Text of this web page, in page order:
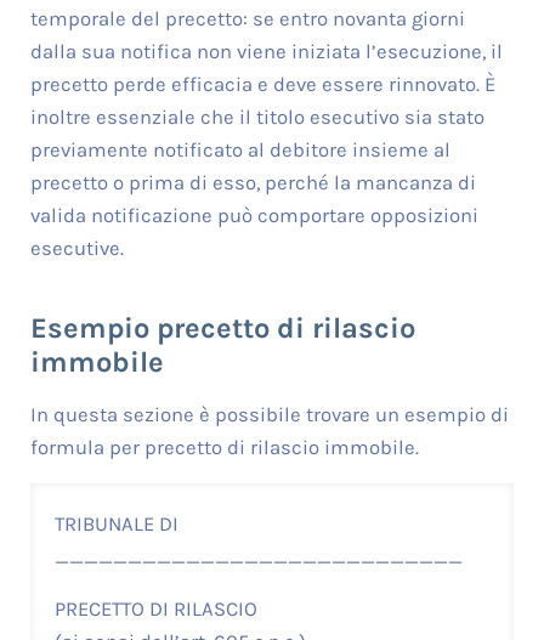
temporale del precetto: se entro novanta giorni
dalla sua notifica non viene iniziata l’esecuzione, il
precetto perde efficacia e deve essere rinnovato. È
inoltre essenziale che il titolo esecutivo sia stato
previamente notificato al debitore insieme al
precetto o prima di esso, perché la mancanza di
valida notificazione può comportare opposizioni
esecutive.
Esempio precetto di rilascio
immobile
In questa sezione è possibile trovare un esempio di
formula per precetto di rilascio immobile.
TRIBUNALE DI
____________________________
PRECETTO DI RILASCIO